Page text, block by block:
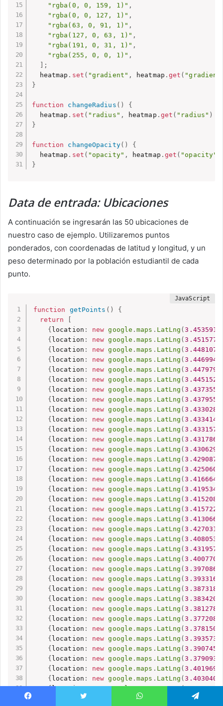
"rgba(0, 0, 159, 1)" ,
"rgba(0, 0, 127, 1)" ,
"rgba(63, 0, 91, 1)" ,
"rgba(127, 0, 63, 1)" ,
"rgba(191, 0, 31, 1)" ,
"rgba(255, 0, 0, 1)" ,
;
  heatmap
. set ( "gradient" , heatmap . get (
}
function changeRadius ( )
{
  heatmap
. set ( "radius" , heatmap . get ( "radius" )
}
function changeOpacity( )
{
  heatmap
. set ( "opacity" , heatmap . get ( "opacity"
}
Data de entrada: Ubicaciones
A continuación se ingresarán las 50 ubicaciones de
nuestro caso de ejemplo. Utilizaremos puntos
ponderados, con coordenadas de latitud y longitud, y un
peso determinado por la población estudiantil de cada
punto.
function getPoints ( )
{
return
{ location : new google .maps . LatLng (
{ location : new google .maps . LatLng (
{ location : new google .maps . LatLng (
{ location : new google .maps . LatLng (
{ location : new google .maps . LatLng (
{ location : new google .maps . LatLng (
{ location : new google .maps . LatLng (
{ location : new google .maps . LatLng (
{ location : new google .maps . LatLng (
{ location : new google .maps . LatLng (
{ location : new google .maps . LatLng (
{ location : new google .maps . LatLng (
{ location : new google .maps . LatLng (
{ location : new google .maps . LatLng (
{ location : new google .maps . LatLng (
{ location : new google .maps . LatLng (
{ location : new google .maps . LatLng (
{ location : new google .maps . LatLng (
{ location : new google .maps . LatLng (
{ location : new google .maps . LatLng (
{ location : new google .maps . LatLng (
{ location : new google .maps . LatLng (
{ location : new google .maps . LatLng (
{ location : new google .maps . LatLng (
{ location : new google .maps . LatLng (
{ location : new google .maps . LatLng (
{ location : new google .maps . LatLng (
{ location : new google .maps . LatLng (
{ location : new google .maps . LatLng (
{ location : new google .maps . LatLng (
{ location : new google .maps . LatLng (
{ location : new google .maps . LatLng (
{ location : new google .maps . LatLng (
{ location : new google .maps . LatLng (
{ location : new google .maps . LatLng (
{ location : new google .maps . LatLng (
{location: new google.maps.LatLng(
location: .maps